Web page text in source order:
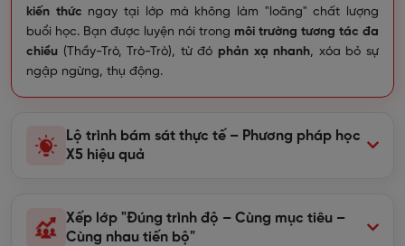
kiến thức ngay tại lớp mà không làm "loãng" chất lượng
buổi học. Bạn được luyện nói trong môi trường tương tác đa
chiều (Thầy-Trò, Trò-Trò), từ đó phản xạ nhanh, xóa bỏ sự
ngập ngừng, thụ động.
Lộ trình bám sát thực tế – Phương pháp học
X5 hiệu quả
Xếp lớp "Đúng trình độ – Cùng mục tiêu –
Cùng nhau tiến bộ"